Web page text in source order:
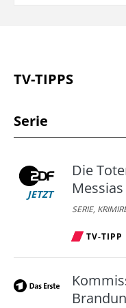
TV-TIPPS
Serie
JETZT
Die
Messias
SERIE,
TV-TIPP